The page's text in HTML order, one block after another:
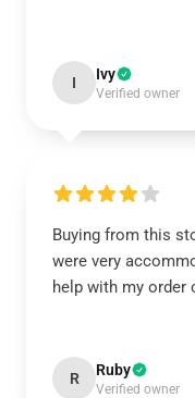
I Ivy
Verified owner
Buying from this
were very
help with my order
R Ruby
Verified owner